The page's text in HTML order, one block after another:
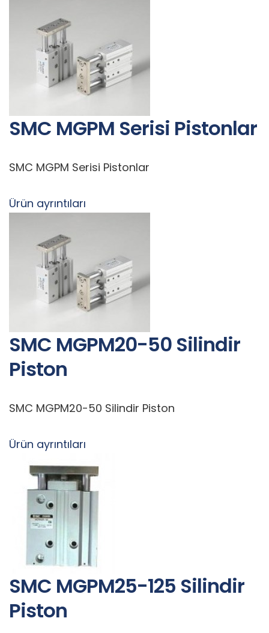
SMC MGPM Serisi Pistonlar
SMC MGPM Serisi Pistonlar
Ürün ayrıntıları
SMC MGPM20-50 Silindir
Piston
SMC MGPM20-50 Silindir Piston
Ürün ayrıntıları
SMC MGPM25-125 Silindir
Piston